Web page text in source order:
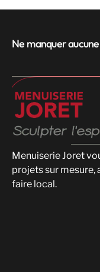
Ne manquer
Menuiserie Joret
projets sur mesure,
faire local.